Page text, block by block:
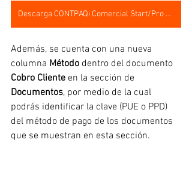
Descarga CONTPAQi Comercial Start/Pro 7.1.0
Además, se cuenta con una nueva
columna Método dentro del documento
Cobro Cliente en la sección de
Documentos, por medio de la cual
podrás identificar la clave (PUE o PPD)
del método de pago de los documentos
que se muestran en esta sección.